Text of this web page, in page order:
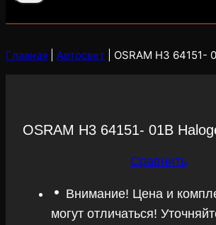
Главная Автосвет OSRAM H3 64151-
OSRAM H3 64151- 01B
Сравнить
Внимание! Цена и
могут отличаться!